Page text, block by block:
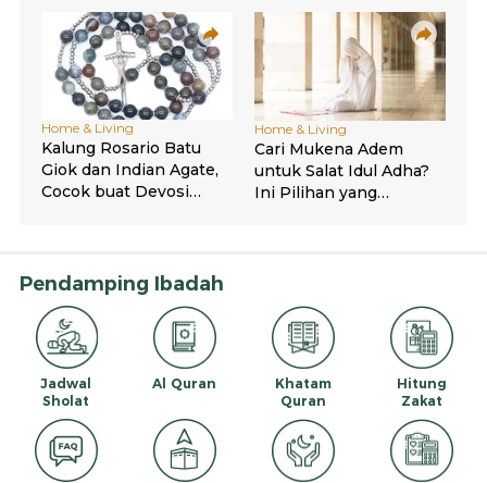
Pendamping Ibadah
Jadwal
Sholat
Al Quran
Khatam
Quran
Hitung
Zakat